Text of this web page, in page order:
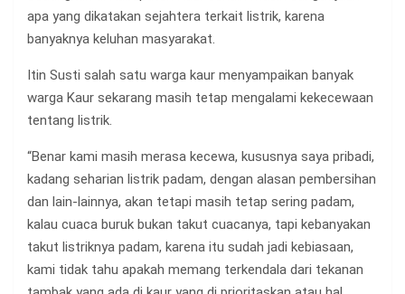
apa yang dikatakan sejahtera terkait listrik, karena
banyaknya keluhan masyarakat.
Itin Susti salah satu warga kaur menyampaikan banyak
warga Kaur sekarang masih tetap mengalami kekecewaan
tentang listrik.
“Benar kami masih merasa kecewa, kususnya saya pribadi,
kadang seharian listrik padam, dengan alasan pembersihan
dan lain-lainnya, akan tetapi masih tetap sering padam,
kalau cuaca buruk bukan takut cuacanya, tapi kebanyakan
takut listriknya padam, karena itu sudah jadi kebiasaan,
kami tidak tahu apakah memang terkendala dari tekanan